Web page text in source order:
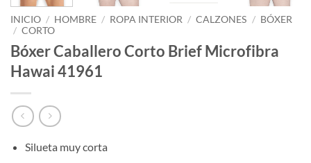
INICIO / HOMBRE / ROPA INTERIOR / CALZONES / BÓXER
/ CORTO
Bóxer Caballero Corto Brief Microfibra
Hawai 41961
Silueta muy corta